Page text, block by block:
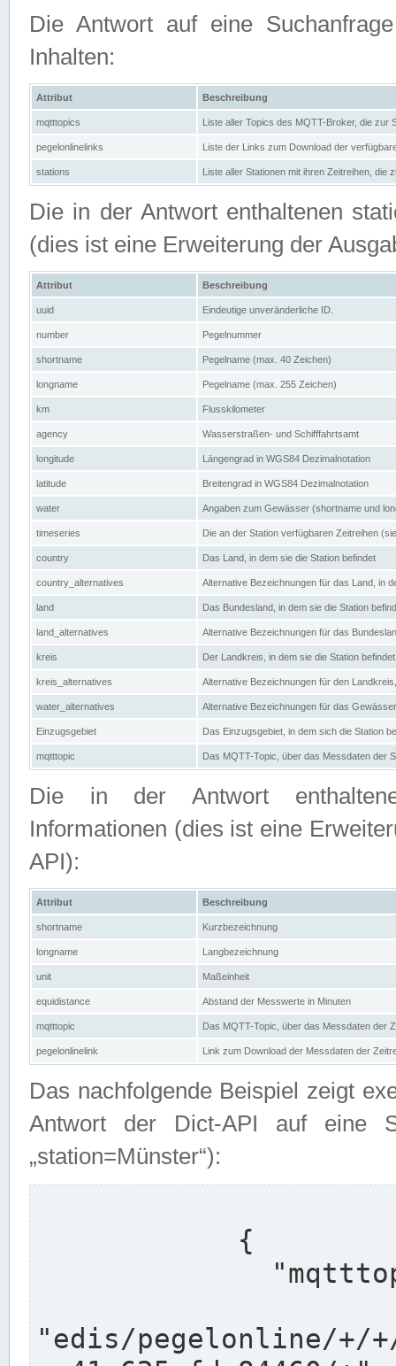
Die Antwort auf eine
Inhalten:
Attribut Beschreibung
mqtttopics Liste aller Topics des MQTT-Broker, die zur
pegelonlinelinks Liste der Links zum Download der
stations Liste aller Stationen mit ihren Zeitreihen, die
Die in der Antwort enthaltenen
(dies ist eine Erweiterung der
Attribut Beschreibung
uuid Eindeutige unveränderliche ID.
number Pegelnummer
shortname Pegelname (max. 40 Zeichen)
longname Pegelname (max. 255 Zeichen)
km Flusskilometer
agency Wasserstraßen- und Schifffahrtsamt
longitude Längengrad in WGS84 Dezimalnotation
latitude Breitengrad in WGS84 Dezimalnotation
water Angaben zum Gewässer (shortname und
timeseries Die an der Station verfügbaren Zeitreihen
country Das Land, in dem sie die Station befindet
country_alternatives Alternative Bezeichnungen für das Land, in
land Das Bundesland, in dem sie die Station
land_alternatives Alternative Bezeichnungen für das
kreis Der Landkreis, in dem sie die Station befindet
kreis_alternatives Alternative Bezeichnungen für den
water_alternatives Alternative Bezeichnungen für das
Einzugsgebiet Das Einzugsgebiet, in dem sich die Station
mqtttopic Das MQTT-Topic, über das Messdaten der
Die in der Antwort
Informationen (dies ist eine
API):
Attribut Beschreibung
shortname Kurzbezeichnung
longname Langbezeichnung
unit Maßeinheit
equidistance Abstand der Messwerte in Minuten
mqtttopic Das MQTT-Topic, über das Messdaten der
pegelonlinelink Link zum Download der Messdaten der
Das nachfolgende Beispiel zeigt
Antwort der Dict-API auf eine
„station=Münster“):
"edis/pegelonline/+/